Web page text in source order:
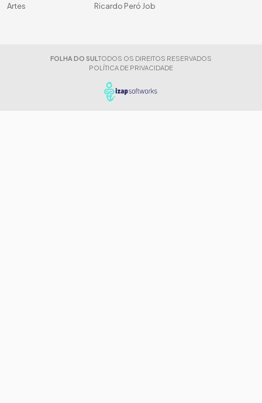
Artes
Ricardo Peró Job
FOLHA DO SUL TODOS OS DIREITOS RESERVADOS
POLÍTICA DE PRIVACIDADE